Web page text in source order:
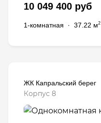
10 049 400 руб
1-комнатная · 37.22 м2
ЖК Капральский берег
Корпус 8